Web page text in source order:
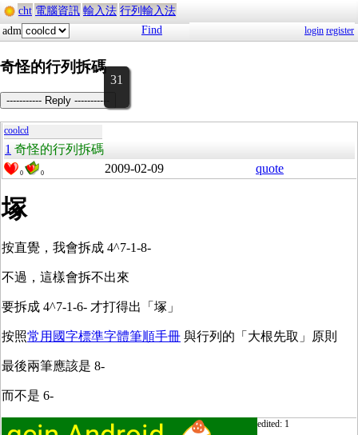
cht 電腦資訊 輸入法 行列輸入法
adm
Find login register
奇怪的行列拆碼
----------- Reply -----------
coolcd
1 奇怪的行列拆碼
0 0 2009-02-09 quote
塚
按直覺，我會拆成 4^7-1-8-
不過，這樣會拆不出來
要拆成 4^7-1-6- 才打得出「塚」
按照常用國字標準字體筆順手冊 與行列的「大根先取」原則
最後兩筆應該是 8-
而不是 6-
edited: 1
31